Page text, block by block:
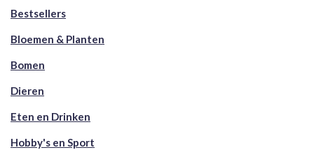
Bestsellers
Bloemen & Planten
Bomen
Dieren
Eten en Drinken
Hobby's en Sport